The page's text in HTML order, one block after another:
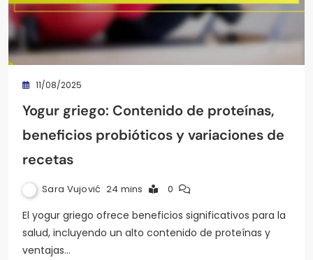
11/08/2025
Yogur griego: Contenido de proteínas,
beneficios probióticos y variaciones de
recetas
Sara Vujović 24 mins 0
El yogur griego ofrece beneficios significativos para la
salud, incluyendo un alto contenido de proteínas y
ventajas…